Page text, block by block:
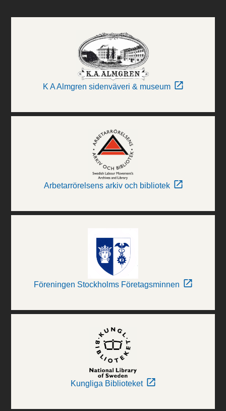
K A Almgren sidenväveri & museum
Arbetarrörelsens arkiv och bibliotek
Föreningen Stockholms Företagsminnen
Kungliga Biblioteket